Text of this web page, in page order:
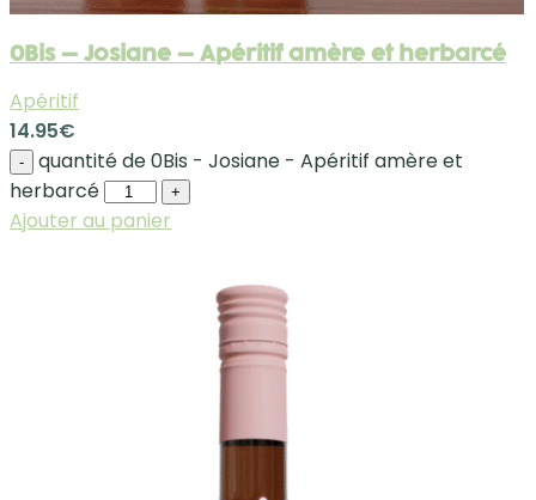
0Bis – Josiane – Apéritif amère et herbarcé
Apéritif
14.95€
-
quantité de 0Bis - Josiane - Apéritif amère et
herbarcé
+
Ajouter au panier